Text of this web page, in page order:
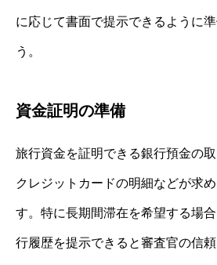
に応じて書面で提示できるように
う。
資金証明の準備
旅行資金を証明できる銀行預金の取
クレジットカードの明細などが求
す。特に長期間滞在を希望する場
行履歴を提示できると審査官の信